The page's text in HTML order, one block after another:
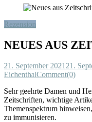
Rezension
NEUES AUS
21. September 2021 21.
EichenthalComment(0)
Sehr geehrte Damen und
Zeitschriften, wichtige
Themenspektrum
zu immunisieren.